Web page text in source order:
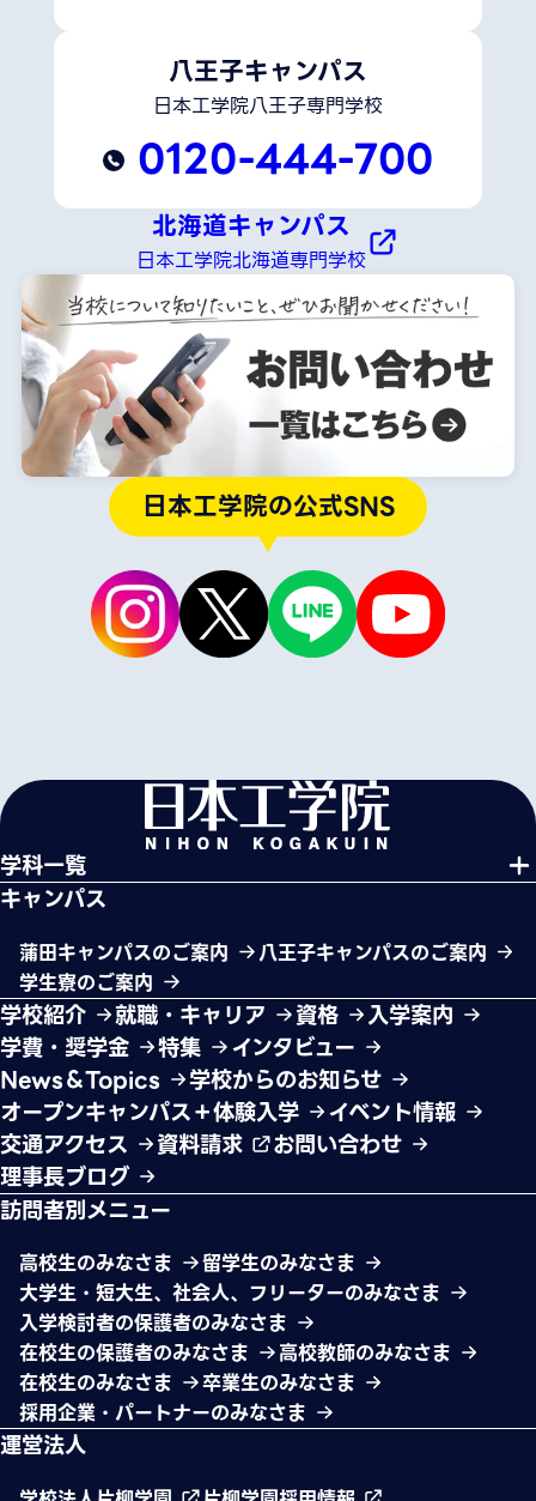
八王子キャンパス
日本工学院八王子専門学校
0120-444-700
北海道キャンパス
日本工学院北海道専門学校
日本工学院の公式SNS
学科一覧
キャンパス
蒲田キャンパスのご案内
八王子キャンパスのご案内
学生寮のご案内
学校紹介 就職・キャリア 資格
入学案内
学費・奨学金
特集
インタビュー
News＆Topics
学校からのお知らせ
オープンキャンパス＋体験入学
イベント情報
交通アクセス
資料請求
お問い合わせ
理事長ブログ
訪問者別メニュー
高校生のみなさま
留学生のみなさま
大学生・短大生、社会人、フリーターのみなさま
入学検討者の保護者のみなさま
在校生の保護者のみなさま
高校教師のみなさま
在校生のみなさま
卒業生のみなさま
採用企業・パートナーのみなさま
運営法人